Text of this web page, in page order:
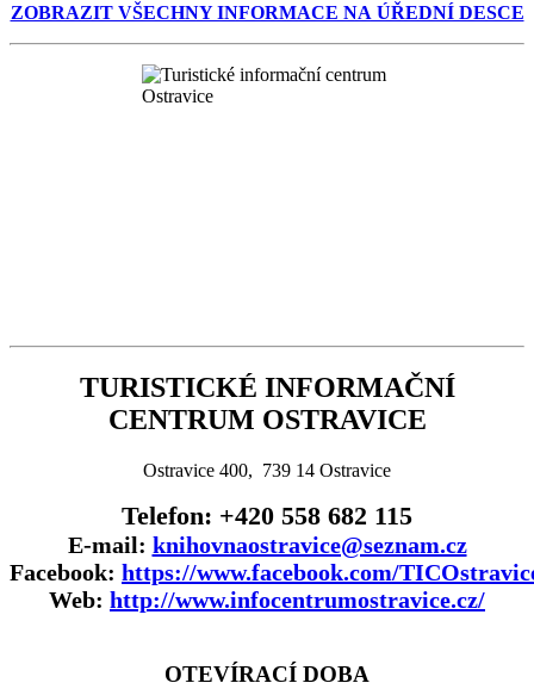
ZOBRAZIT VŠECHNY INFORMACE NA ÚŘEDNÍ DESCE
TURISTICKÉ INFORMAČNÍ
CENTRUM OSTRAVICE
Ostravice 400, 739 14 Ostravice
Telefon: +420 558 682 115
E-mail: knihovnaostravice@seznam.cz
Facebook: https://www.facebook.com/
Web: http://www.infocentrumostravice.cz/
OTEVÍRACÍ DOBA